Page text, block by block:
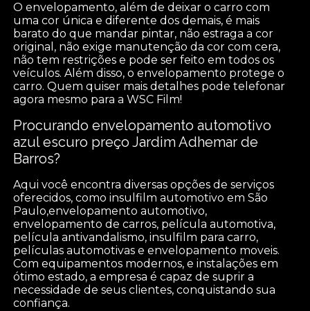
O envelopamento, além de deixar o carro com
uma cor única e diferente dos demais, é mais
barato do que mandar pintar, não estraga a cor
original, não exige manutenção da cor com cera,
não tem restrições e pode ser feito em todos os
veículos. Além disso, o envelopamento protege o
carro. Quem quiser mais detalhes pode telefonar
agora mesmo para a WSC Film!
Procurando envelopamento automotivo
azul escuro preço Jardim Adhemar de
Barros?
Aqui você encontra diversas opções de serviços
oferecidos, como insulfilm automotivo em São
Paulo,envelopamento automotivo,
envelopamento de carros, película automotiva,
película antivandalismo, insulfilm para carro,
películas automotivas e envelopamento moveis.
Com equipamentos modernos, e instalações em
ótimo estado, a empresa é capaz de suprir a
necessidade de seus clientes, conquistando sua
confiança.